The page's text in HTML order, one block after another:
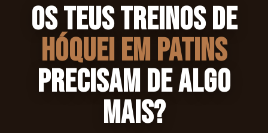
Os teus treinos de
Hóquei em Patins
precisam de algo
mais?